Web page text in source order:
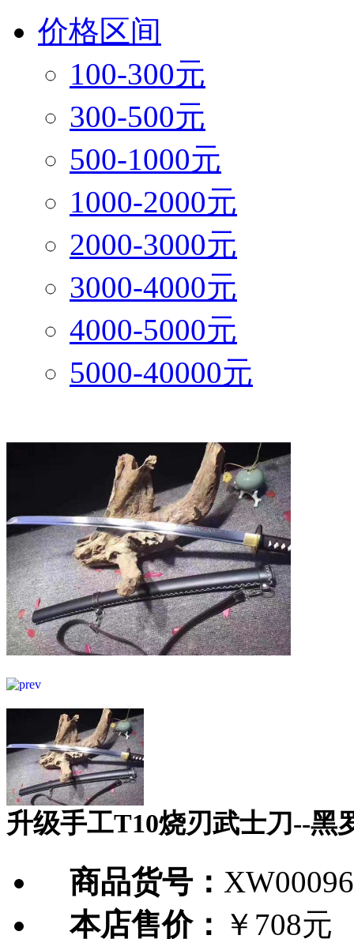
价格区间
100-300元
300-500元
500-1000元
1000-2000元
2000-3000元
3000-4000元
4000-5000元
5000-40000元
升级手工T10烧刃武士刀--黑
商品货号：
本店售价： ￥708元